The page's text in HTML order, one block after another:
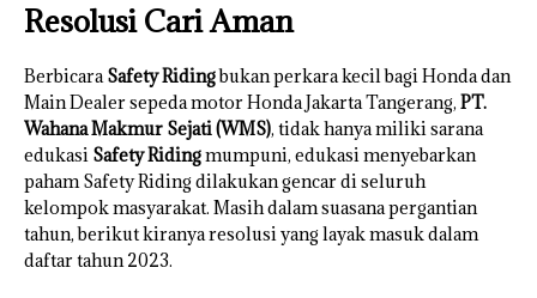
Resolusi Cari Aman
BerbicaraSafety Ridingbukan perkara kecil bagi Honda dan
Main Dealer sepeda motor Honda Jakarta Tangerang, PT.
Wahana Makmur Sejati (WMS), tidak hanya miliki sarana
edukasi Safety Ridingmumpuni, edukasi menyebarkan
paham Safety Riding dilakukan gencar di seluruh
kelompok masyarakat. Masih dalam suasana pergantian
tahun, berikut kiranya resolusi yang layak masuk dalam
daftar tahun 2023.